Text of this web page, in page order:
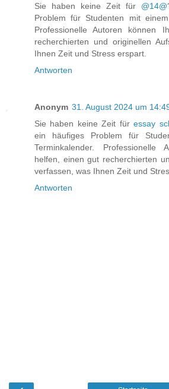
Sie haben keine Zeit für @14@
Problem für Studenten mit einem
Professionelle Autoren können
recherchierten und originellen
Ihnen Zeit und Stress erspart.
Antworten
Anonym 31. August 2024 um
Sie haben keine Zeit füressay
ein häufiges Problem für
Terminkalender. Professionelle
helfen, einen gut recherchierten
verfassen, was Ihnen Zeit und
Antworten